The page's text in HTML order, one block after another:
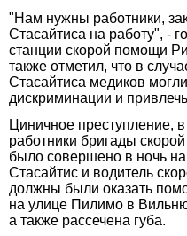
"Нам нужны работники,
Стасайтиса на работу", -
станции скорой помощи
также отметил, что в
Стасайтиса медиков
дискриминации и
Циничное преступление,
работники бригады
было совершено в ночь
Стасайтис и водитель
должны были оказать
на улице Пилимо в
а также рассечена губа.